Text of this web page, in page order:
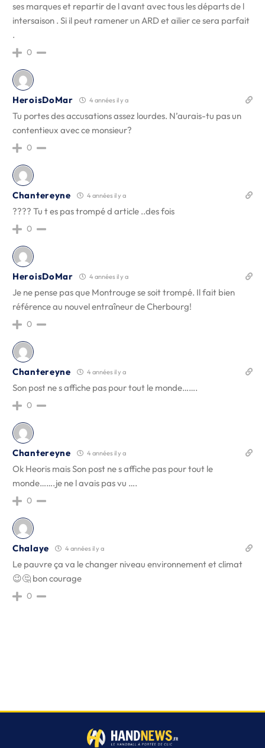
ses marques et repartir de l avant avec tous les départs de l
intersaison . Si il peut ramener un ARD et ailier ce sera parfait
.
0
HeroisDoMar 4 années il y a
Tu portes des accusations assez lourdes. N’aurais-tu pas un
contentieux avec ce monsieur?
0
Chantereyne 4 années il y a
???? Tu t es pas trompé d article ..des fois
0
HeroisDoMar 4 années il y a
Je ne pense pas que Montrouge se soit trompé. Il fait bien
référence au nouvel entraîneur de Cherbourg!
0
Chantereyne 4 années il y a
Son post ne s affiche pas pour tout le monde…….
0
Chantereyne 4 années il y a
Ok Heoris mais Son post ne s affiche pas pour tout le
monde…….je ne l avais pas vu ….
0
Chalaye 4 années il y a
Le pauvre ça va le changer niveau environnement et climat
😉🤔 bon courage
0